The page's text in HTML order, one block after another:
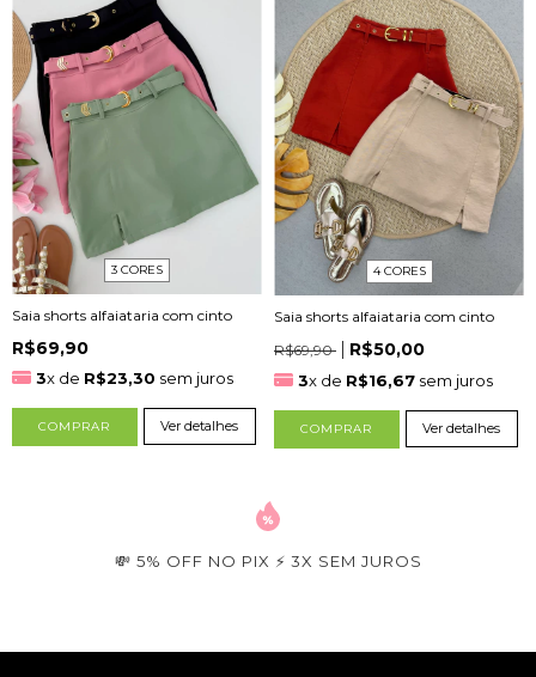
3 CORES
Saia shorts alfaiataria com cinto
R$69,90
3x de R$23,30 sem juros
COMPRAR Ver detalhes
4 CORES
Saia shorts alfaiataria com cinto
R$69,90
R$50,00
3x de R$16,67 sem juros
COMPRAR Ver detalhes
💸 5% OFF NO PIX ⚡ 3X SEM JUROS